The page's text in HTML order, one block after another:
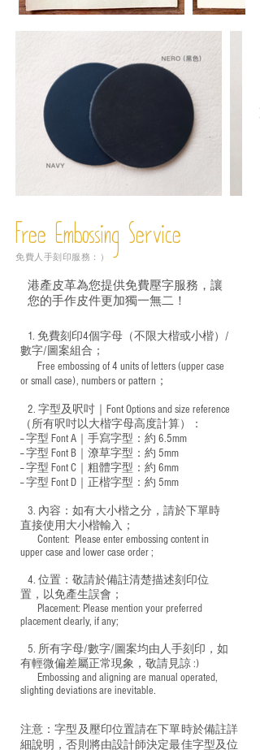
Free Embossing Service
免費人手刻印服務：）
港產皮革為您提供免費壓字服務，讓
您的手作皮件更加獨一無二！
1. 免費刻印4個字母（不限大楷或小楷）/
數字/圖案組合；
Free embossing of 4 units of letters (upper case
or small case), numbers or pattern；
2. 字型及呎吋｜ Font Options and size reference
（所有呎吋以大楷字母高度計算）：
-- 字型 Font A｜手寫字型：約 6.5mm
-- 字型 Font B｜潦草字型： 約 5mm
-- 字型 Font C｜粗體字型：約 6mm
-- 字型 Font D｜正楷字型： 約 5mm
3. 內容：如有大小楷之分，請於下單時
直接使用大小楷輸入；
​ Content: Please enter embossing content in
upper case and lower case order ;
4. 位置：敬請於備註清楚描述刻印位
置，以免產生誤會；
​ Placement: Please mention your preferred
placement clearly, if any;
5. 所有字母/數字/圖案均由人手刻印，如
有輕微偏差屬正常現象，敬請見諒 :)
​ Embossing and aligning are manual operated,
slighting deviations are inevitable.
注意：字型及壓印位置請在下單時於備註詳
細說明，否則將由設計師決定最佳字型及位